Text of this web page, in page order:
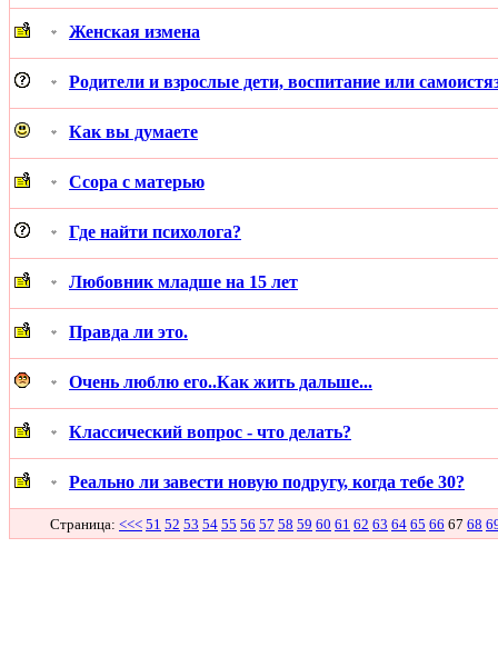
Женская измена
Родители и взрослые дети, воспитание или
Как вы думаете
Ссора с матерью
Где найти психолога?
Любовник младше на 15 лет
Правда ли это.
Очень люблю его..Как жить дальше...
Классический вопрос - что делать?
Реально ли завести новую подругу, когда тебе 30?
Страница: <<< 51 52 53 54 55 56 57 58 59 60 61 62 63 64 65 66 67 68